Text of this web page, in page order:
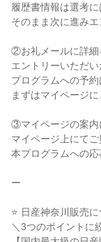
履歴書情報は選考
そのまま次に進みエ
②お礼メールに詳細
エントリーいただ
プログラムへの予約
まずはマイページ
③マイページの案内
マイページ上にて
本プログラムへの
ー
⭐ 日産神奈川販売に
＼3つのポイントに